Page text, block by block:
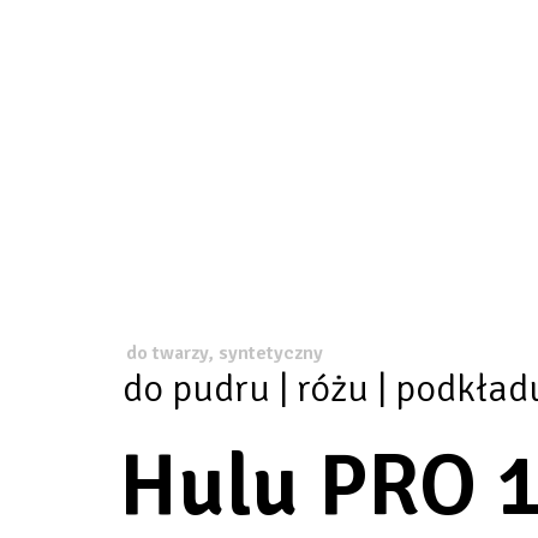
do twarzy, syntetyczny
do pudru | różu |
Hulu PRO